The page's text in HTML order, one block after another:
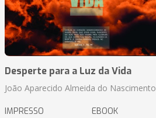
Desperte para a Luz da Vida
João Aparecido Almeida do Nascimento
IMPRESSO EBOOK